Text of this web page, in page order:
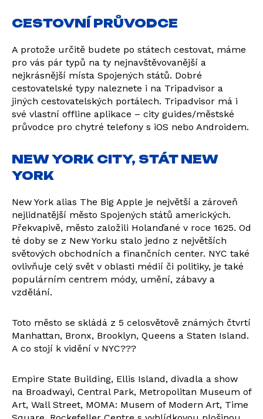
CESTOVNÍ PRŮVODCE
A protože určitě budete po státech cestovat, máme
pro vás pár typů na ty nejnavštěvovanější a
nejkrásnější místa Spojených států. Dobré
cestovatelské typy naleznete i na Tripadvisor a
jiných cestovatelských portálech. Tripadvisor má i
své vlastní offline aplikace – city guides/městské
průvodce pro chytré telefony s iOS nebo Androidem.
NEW YORK CITY, STÁT NEW
YORK
New York alias The Big Apple je největší a zároveň
nejlidnatější město Spojených států amerických.
Překvapivě, město založili Holanďané v roce 1625. Od
té doby se z New Yorku stalo jedno z největších
světových obchodních a finančních center. NYC také
ovlivňuje celý svět v oblasti médií či politiky, je také
populárním centrem módy, umění, zábavy a
vzdělání.
Toto město se skládá z 5 celosvětově známých čtvrtí
Manhattan, Bronx, Brooklyn, Queens a Staten Island.
A co stojí k vidění v NYC???
Empire State Building, Ellis Island, divadla a show
na Broadwayi, Central Park, Metropolitan Museum of
Art, Wall Street, MOMA: Musem of Modern Art, Time